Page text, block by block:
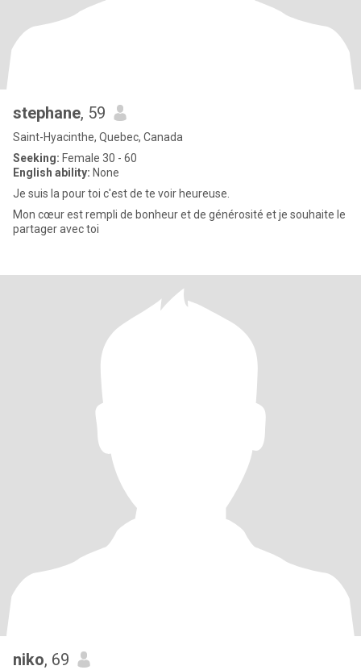
stephane, 59
Saint-Hyacinthe, Quebec, Canada
Seeking: Female 30 - 60
English ability: None
Je suis la pour toi c'est de te voir heureuse.
Mon cœur est rempli de bonheur et de générosité et je souhaite le
partager avec toi
niko, 69